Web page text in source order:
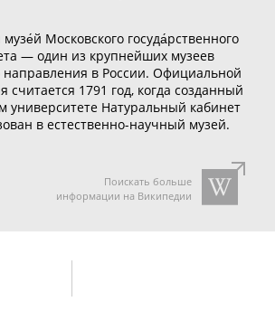
Московского госуда́рственного
— один из крупнейших музеев
направления в России. Официальной
считается 1791 год, когда созданный
университете Натуральный кабинет
в естественно-научный музей.
Поискать больше
информации на Википедии